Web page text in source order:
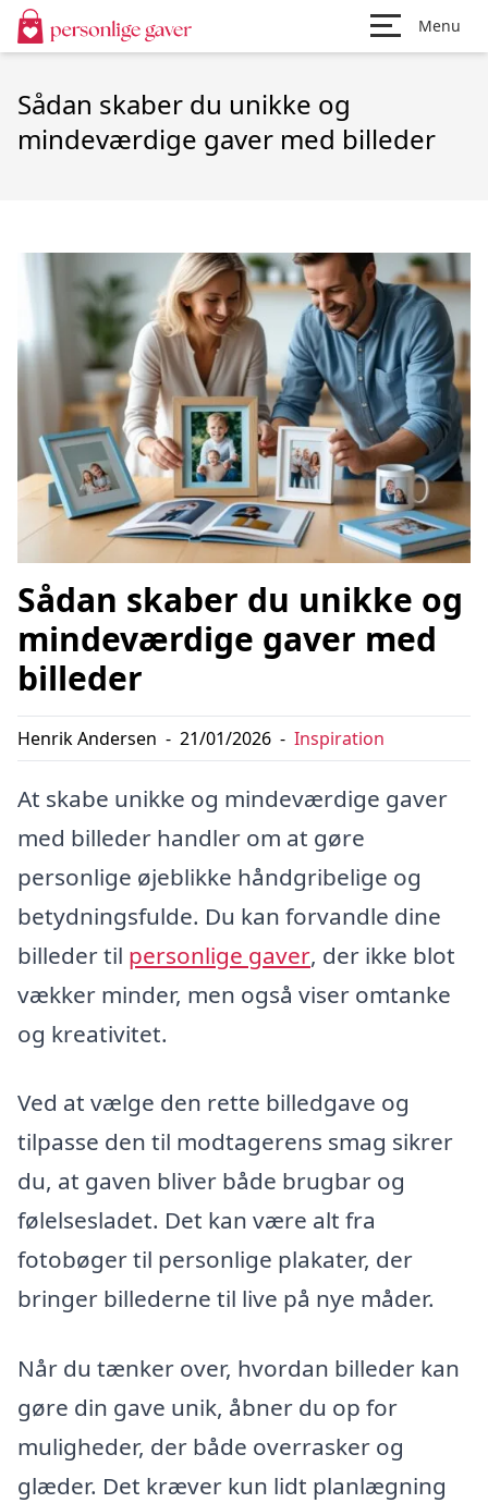
Menu
Sådan skaber du unikke og
mindeværdige gaver med billeder
Sådan skaber du unikke og
mindeværdige gaver med
billeder
Henrik Andersen - 21/01/2026 - Inspiration
At skabe unikke og mindeværdige gaver
med billeder handler om at gøre
personlige øjeblikke håndgribelige og
betydningsfulde. Du kan forvandle dine
billeder til personlige gaver, der ikke blot
vækker minder, men også viser omtanke
og kreativitet.
Ved at vælge den rette billedgave og
tilpasse den til modtagerens smag sikrer
du, at gaven bliver både brugbar og
følelsesladet. Det kan være alt fra
fotobøger til personlige plakater, der
bringer billederne til live på nye måder.
Når du tænker over, hvordan billeder kan
gøre din gave unik, åbner du op for
muligheder, der både overrasker og
glæder. Det kræver kun lidt planlægning